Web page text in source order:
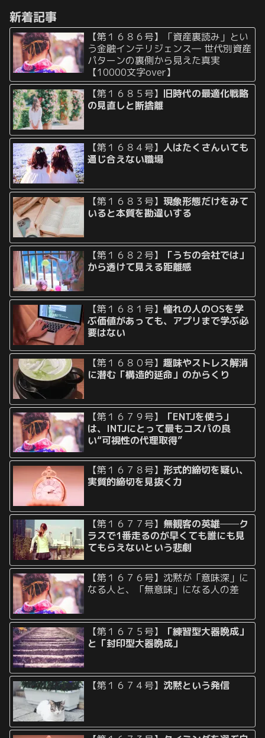
ですが、 もっ...
新着記事
【第１６８６号】「資産裏読み」とい
う金融インテリジェンス― 世代別資産
パターンの裏側から見えた真実
【10000文字over】
【第１６８５号】 旧時代の最適化戦略
の見直しと断捨離
【第１６８４号】人はたくさんいても
通じ合えない職場
【第１６８３号】現象形態だけをみて
いると本質を勘違いする
【第１６８２号】
「うちの会社では」
から透けて見える距離感
【第１６８１号】憧れの人のOSを学
ぶ価値があっても、アプリまで学ぶ必
要はない
【第１６８０号】趣味やストレス解消
に潜む「構造的延命」のからくり
【第１６７９号】
「ENTJを使う」
は、INTJにとって最もコスパの良
い“可視性の代理取得”
【第１６７８号】形式的締切を疑い、
実質的締切を見抜く力
【第１６７７号】 無観客の英雄──ク
ラスで1番走るのが早くても誰にも見
てもらえないという悲劇
【第１６７６号】沈黙が「意味深」に
なる人と、「無意味」になる人の差
【第１６７５号】
「練習型大器晩成」
と「封印型大器晩成」
【第１６７４号】 沈黙という発信